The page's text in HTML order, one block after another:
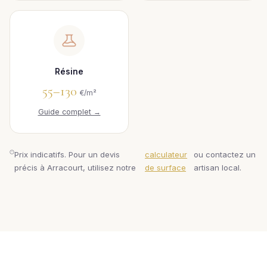
Résine
55–130 €/m²
Guide complet →
Prix indicatifs. Pour un devis
précis à Arracourt, utilisez notre
calculateur
de surface
ou contactez un
artisan local.